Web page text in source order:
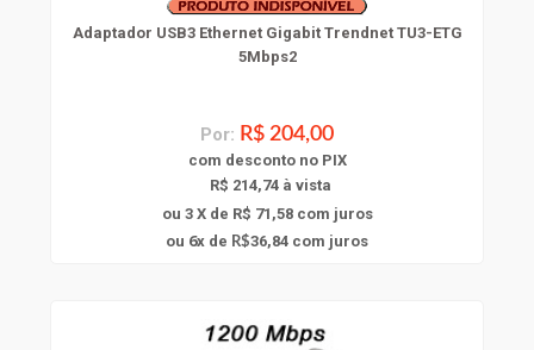
Adaptador USB3 Ethernet Gigabit Trendnet TU3-ETG
5Mbps2
Por: R$ 204,00
com desconto no PIX
R$ 214,74 à vista
ou 3 X de R$ 71,58com juros
ou 6x de R$36,84 com juros